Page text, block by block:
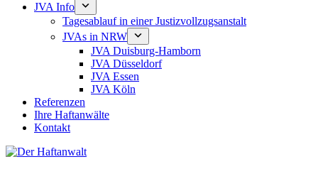
JVA Info
Tagesablauf in einer Justizvollzugsanstalt
JVAs in NRW
JVA Duisburg-Hamborn
JVA Düsseldorf
JVA Essen
JVA Köln
Referenzen
Ihre Haftanwälte
Kontakt